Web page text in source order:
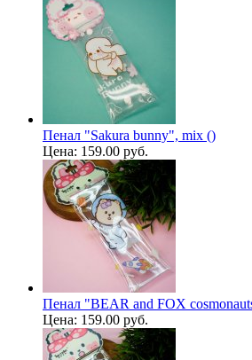
Пенал "Sakura bunny", mix ()
Цена: 159.00 руб.
Пенал "BEAR and FOX
Цена: 159.00 руб.